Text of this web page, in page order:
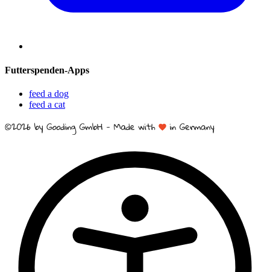
Futterspenden-Apps
feed a dog
feed a cat